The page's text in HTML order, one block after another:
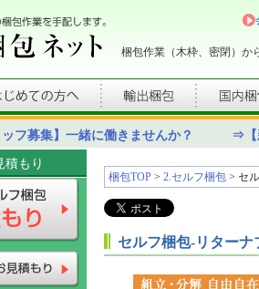
梱包作業（木枠、密閉）か
フ募集】一緒に働きませんか？ ⇒【
積もり
梱包TOP > 2.セルフ梱包 > セ
セルフ梱包-リターナ